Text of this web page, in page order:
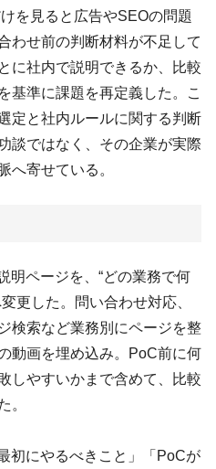
を見ると広告やSEOの問題
わせ前の判断材料が不足して
に社内で説明できるか、比較
基準に課題を再定義した。こ
定と社内ルールに関する判断
談ではなく、その企業が実際
へ寄せている。
明ページを、“どの業務で何
更した。問い合わせ対応、
検索など業務別にページを整
動画を埋め込み。PoC前に何
しやすいかまで含めて、比較
。
初にやるべきこと」「PoCが